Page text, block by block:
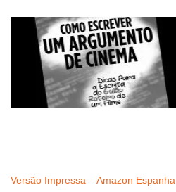
Versão Impressa – Amazon Espanha